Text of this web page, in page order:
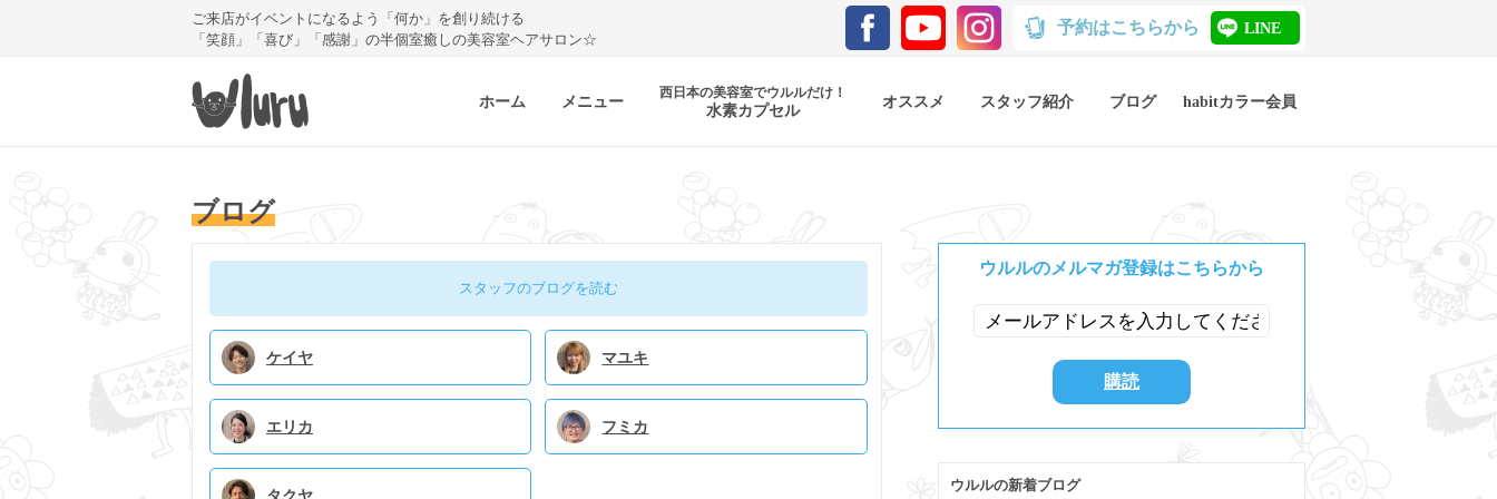
ご来店がイベントになるよう「何か」を創り続ける
「笑顔」「喜び」「感謝」の半個室癒しの美容室ヘアサロン☆
予約はこちらから LINE
ホーム メニュー 西日本の美容室でウルルだけ！
水素カプセル オススメ スタッフ紹介 ブログ habitカラー会員
ブログ
スタッフのブログを読む
ケイヤ マユキ
エリカ フミカ
ウルルのメルマガ登録はこちらから
ウルルの新着ブログ